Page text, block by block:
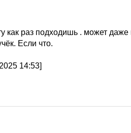
как раз подходишь . может даже
Если что.
14:53]